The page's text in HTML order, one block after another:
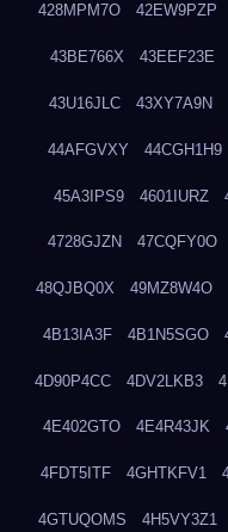
428MPM7O 42EW9PZP
43BE766X 43EEF23E
43U16JLC 43XY7A9N
44AFGVXY 44CGH1H9
45A3IPS9 4601IURZ
4728GJZN 47CQFY0O
48QJBQ0X 49MZ8W4O
4B13IA3F 4B1N5SGO
4D90P4CC 4DV2LKB3
4E402GTO 4E4R43JK
4FDT5ITF 4GHTKFV1
4GTUQOMS 4H5VY3Z1